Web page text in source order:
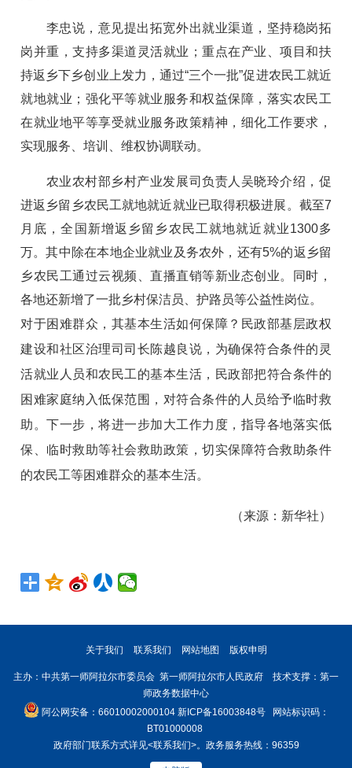
李忠说，意见提出拓宽外出就业渠道，坚持稳岗拓
岗并重，支持多渠道灵活就业；重点在产业、项目和扶
持返乡下乡创业上发力，通过“三个一批”促进农民工就近
就地就业；强化平等就业服务和权益保障，落实农民工
在就业地平等享受就业服务政策精神，细化工作要求，
实现服务、培训、维权协调联动。
农业农村部乡村产业发展司负责人吴晓玲介绍，促
进返乡留乡农民工就地就近就业已取得积极进展。截至7
月底，全国新增返乡留乡农民工就地就近就业1300多
万。其中除在本地企业就业及务农外，还有5%的返乡留
乡农民工通过云视频、直播直销等新业态创业。同时，
各地还新增了一批乡村保洁员、护路员等公益性岗位。
对于困难群众，其基本生活如何保障？民政部基层政权
建设和社区治理司司长陈越良说，为确保符合条件的灵
活就业人员和农民工的基本生活，民政部把符合条件的
困难家庭纳入低保范围，对符合条件的人员给予临时救
助。下一步，将进一步加大工作力度，指导各地落实低
保、临时救助等社会救助政策，切实保障符合救助条件
的农民工等困难群众的基本生活。
（来源：新华社）
关于我们 联系我们 网站地图 版权申明
主办：中共第一师阿拉尔市委员会 第一师阿拉尔市人民政府 技术支撑：第一
师政务数据中心
阿公网安备：66010002000104 新ICP备16003848号网站标识码：
BT01000008
政府部门联系方式详见<联系我们>。政务服务热线：96359